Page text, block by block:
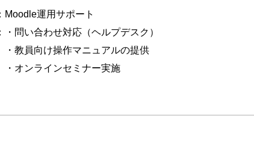
：Moodle運用サポート
：・問い合わせ対応（ヘルプデスク）
・教員向け操作マニュアルの提供
・オンラインセミナー実施